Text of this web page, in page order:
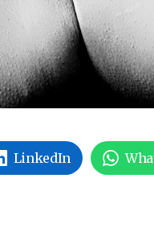
LinkedIn